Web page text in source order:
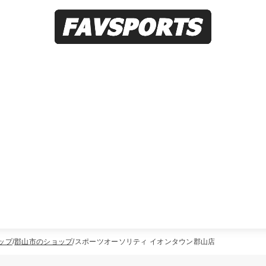
プ 郡山市のショップ スポーツオーソリティ イオンタウン郡山店